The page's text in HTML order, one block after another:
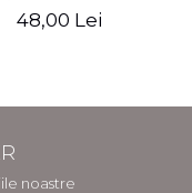
şi serviciilor"
48,00 Lei
noastre